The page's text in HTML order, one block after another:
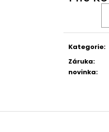
Kategorie:
Záruka:
novinka: